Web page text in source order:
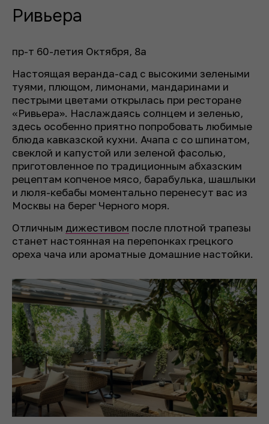
Ривьера
пр-т 60-летия Октября, 8а
Настоящая веранда-сад с высокими зелеными
туями, плющом, лимонами, мандаринами и
пестрыми цветами открылась при ресторане
«Ривьера». Наслаждаясь солнцем и зеленью,
здесь особенно приятно попробовать любимые
блюда кавказской кухни. Ачапа с со шпинатом,
свеклой и капустой или зеленой фасолью,
приготовленное по традиционным абхазским
рецептам копченое мясо, барабулька, шашлыки
и люля-кебабы моментально перенесут вас из
Москвы на берег Черного моря.
Отличным дижестивом после плотной трапезы
станет настоянная на перепонках грецкого
ореха чача или ароматные домашние настойки.